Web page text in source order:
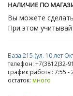
НАЛИЧИЕ ПО
Вы можете
При этом
База 215 (ул. 10 лет
телефон: +7(3812)32-
график работы: 7:55 -
остаток: много